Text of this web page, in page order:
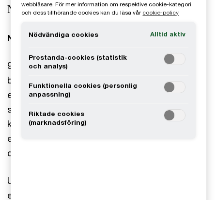
Några insikter från rapporten
Nya intäktsströmmar är avgörande
96 procent av ledarna inom svensk idrottsrörelse
bedömer att utvecklingen av nya intäktskällor blir
en prioriterad fråga framåt. Traditionella intäkter
som biljetter, sponsring och medierättigheter
kompletteras i allt högre grad av digitala
erbjudanden, egna plattformar och mer
datadrivna partnerskap.
Utvecklingen innebär att relationen till fansen blir
en allt viktigare affärstillgång – och en central del
webbläsare. För mer information om respektive cookie-kategori
och dess tillhörande cookies kan du läsa vår cookie-policy
Nödvändiga cookies Alltid aktiv
Prestanda-cookies (statistik
och analys)
Funktionella cookies (personlig
anpassning)
Riktade cookies
(marknadsföring)